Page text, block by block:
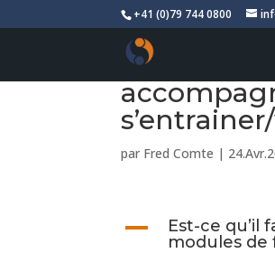
+41 (0)79 744 0800
Est-ce
par Fred Comte |
A
Est-ce qu’il
modules de